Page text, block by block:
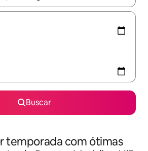
Buscar
temporada com ótimas